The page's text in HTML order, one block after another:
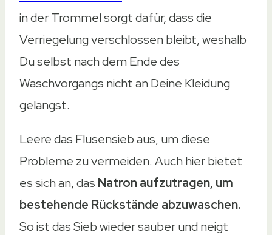
in der Trommel sorgt dafür, dass die
Verriegelung verschlossen bleibt, weshalb
Du selbst nach dem Ende des
Waschvorgangs nicht an Deine Kleidung
gelangst.
Leere das Flusensieb aus, um diese
Probleme zu vermeiden. Auch hier bietet
es sich an, das Natron aufzutragen, um
bestehende Rückstände abzuwaschen.
So ist das Sieb wieder sauber und neigt